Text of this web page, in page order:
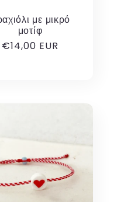
με μικρό
μοτίφ
Κανονική
€14,00 EUR